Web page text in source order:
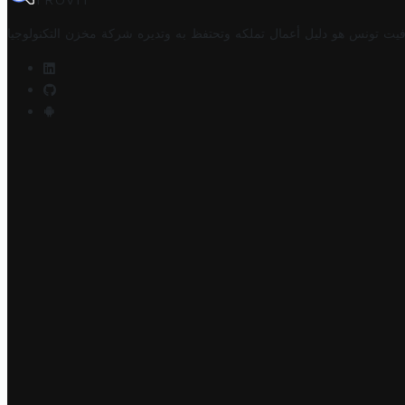
تونس هو دليل أعمال تملكه وتحتفظ به وتديره شركة مخزن التكنولوجيا